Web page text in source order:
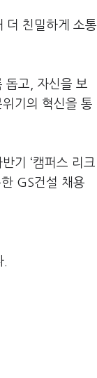
더 친밀하게 소통
돕고, 자신을 보
기의 혁신을 통
기 ‘캠퍼스 리크
GS건설 채용